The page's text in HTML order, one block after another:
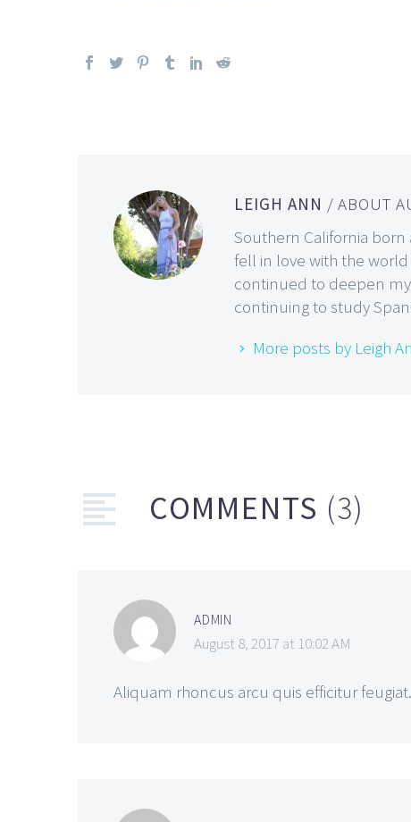
LEIGH ANN / ABOUT
Southern California
fell in love with the
continued to deepen
continuing to study
More posts by Leigh
COMMENTS (3)
ADMIN
August 8, 2017 at 10:02 AM
Aliquam rhoncus arcu quis efficitur